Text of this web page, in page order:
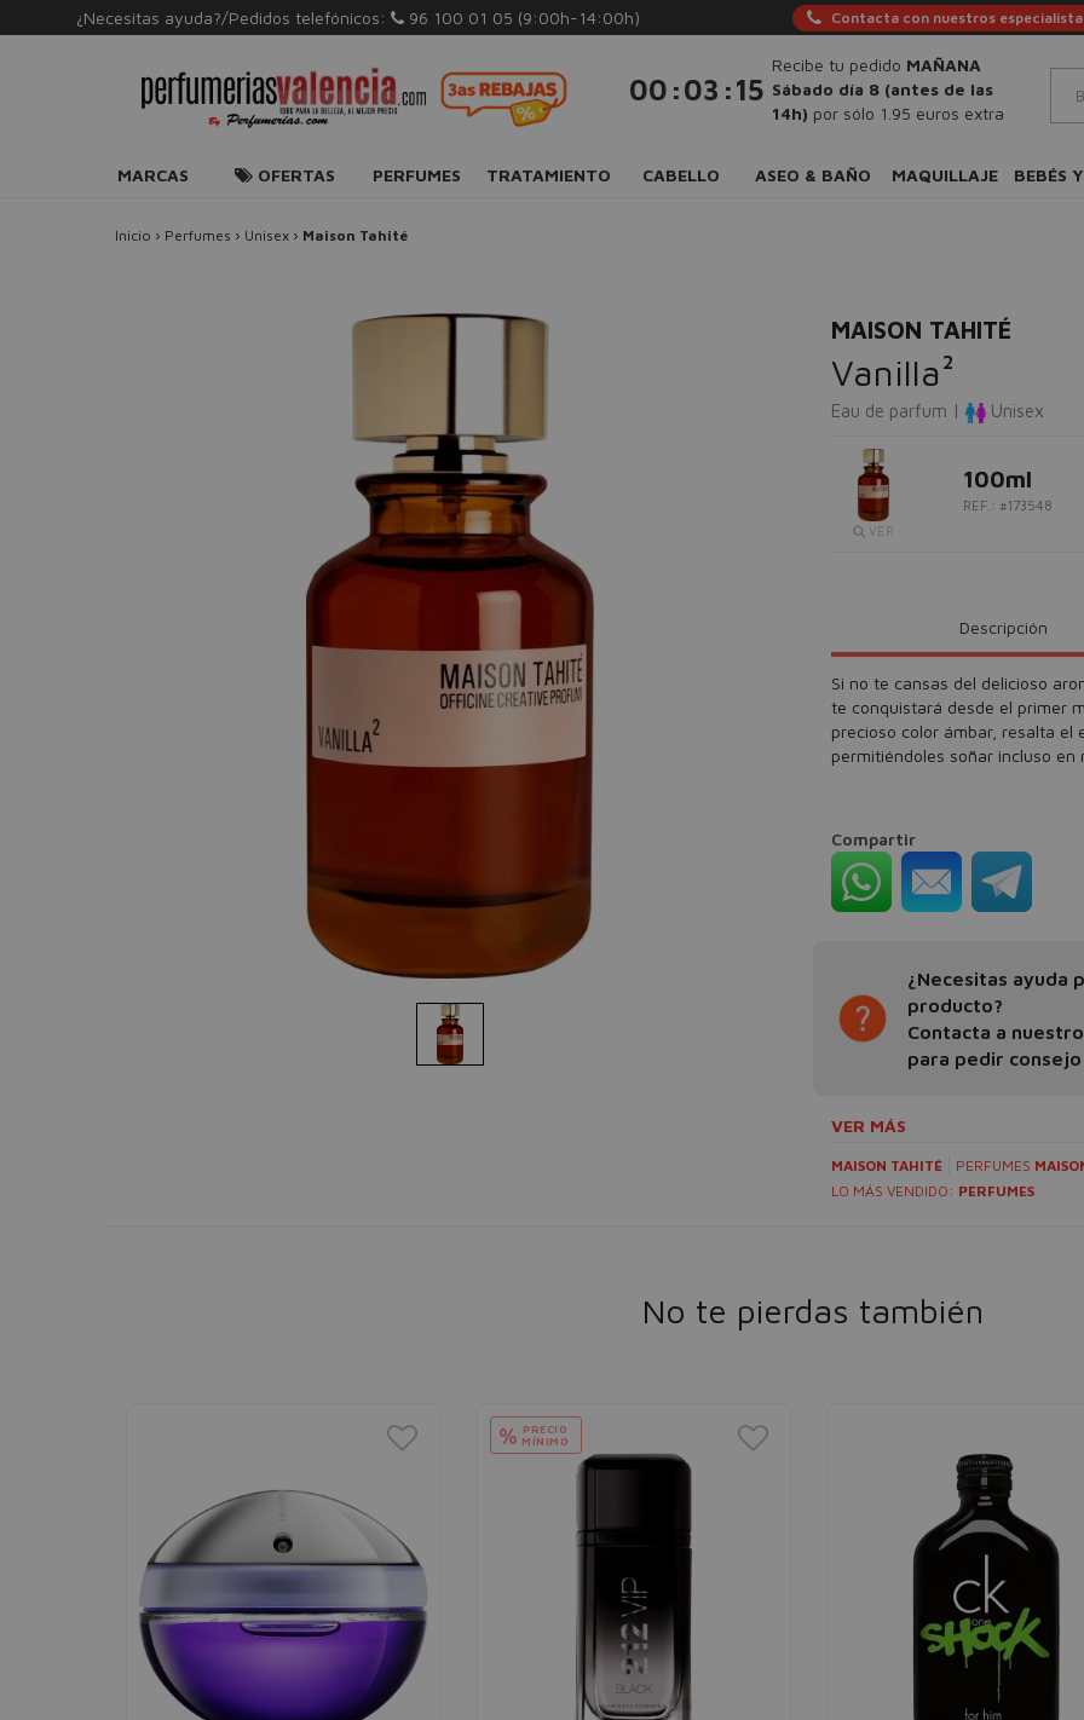
¿Necesitas ayuda?/Pedidos telefónicos: 96 100 01 05 (9:00h-14:00h) Contacta con nuestros
00 :03 :14
Recibe tu pedido MAÑANA
Sábado día 8 (antes de las
14h) por sólo 1.95 euros extra
MARCAS OFERTAS PERFUMES TRATAMIENTO CABELLO ASEO & BAÑO MAQUILLAJE BEBÉS
Inicio › Perfumes › Unisex › Maison Tahité
MAISON TAHITÉ
Vanilla²
Eau de parfum | Unisex
VER
100ml
REF.: #173548
Descripción
Si no te cansas del delicioso
te conquistará desde el primer
precioso color ámbar, resalta
permitiéndoles soñar incluso en
Compartir
¿Necesitas ayuda
producto?
Contacta a
para pedir consejo
VER MÁS
MAISON TAHITÉ PERFUMES
LO MÁS VENDIDO: PERFUMES
No te pierdas también
% PRECIO
MÍNIMO